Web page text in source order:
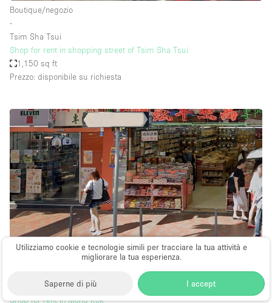
Utilizziamo cookie e tecnologie simili per tracciare la tua attività e
migliorare la tua esperienza.
Saperne di più I accept
Boutique/negozio
∙
Tsim Sha Tsui
Shop for rent in shopping street of Tsim Sha Tsui
1,150 sq ft
Prezzo: disponibile su richiesta
Mong Kok
Shop for rent in Mong Kok